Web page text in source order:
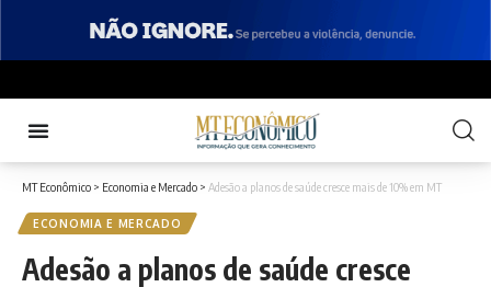
MT Econômico > Economia e Mercado > Adesão a planos de saúde cresce mais de 10% em MT
ECONOMIA E MERCADO
Adesão a planos de saúde cresce